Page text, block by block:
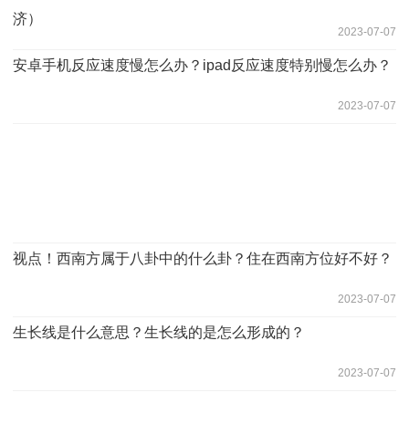
济）
2023-07-07
安卓手机反应速度慢怎么办？ipad反应速度特别慢怎么办？
2023-07-07
视点！西南方属于八卦中的什么卦？住在西南方位好不好？
2023-07-07
生长线是什么意思？生长线的是怎么形成的？
2023-07-07